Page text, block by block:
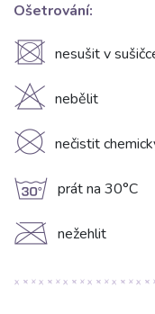
Ošetrování:
U nesušit v
H nebělit
K nečistit
g prát na 30°C
C nežehlit